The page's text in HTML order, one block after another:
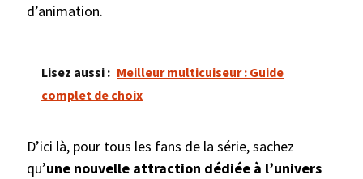
d’animation.
Lisez aussi : Meilleur multicuiseur : Guide
complet de choix
D’ici là, pour tous les fans de la série, sachez
qu’une nouvelle attraction dédiée à l’univers